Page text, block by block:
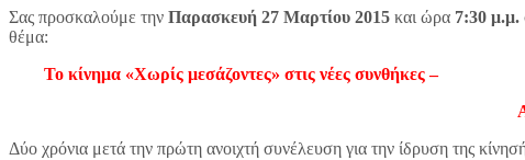
Σας προσκαλούμε την Παρασκευή 27 Μαρτίου 2015 και ώρα 7:30 μ.μ.
θέμα:
Το κίνημα «Χωρίς μεσάζοντες» στις νέες συνθήκες –
Δύο χρόνια μετά την πρώτη ανοιχτή συνέλευση για την ίδρυση της